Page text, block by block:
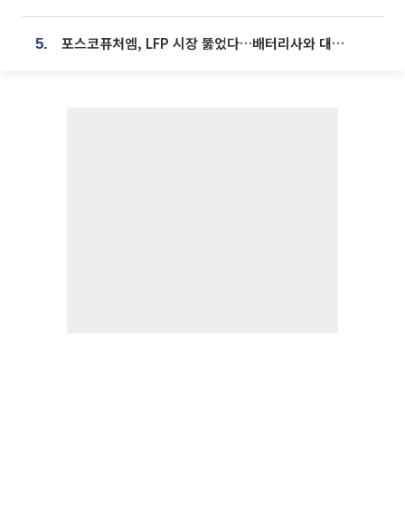
5. 포스코퓨처엠, LFP 시장 뚫었다…배터리사와 대규모 장기 공급 합의